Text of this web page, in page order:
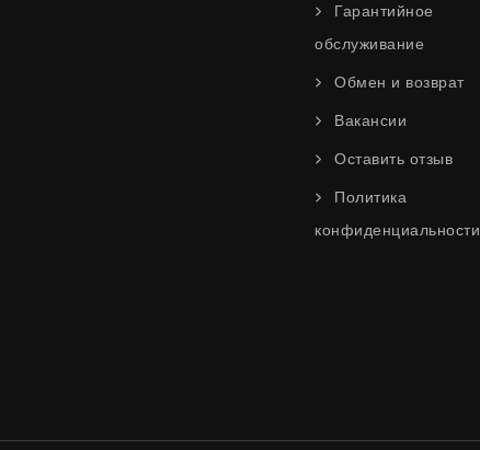
Гарантийное
обслуживание
Обмен и возврат
Вакансии
Оставить отзыв
Политика
конфиденциальности